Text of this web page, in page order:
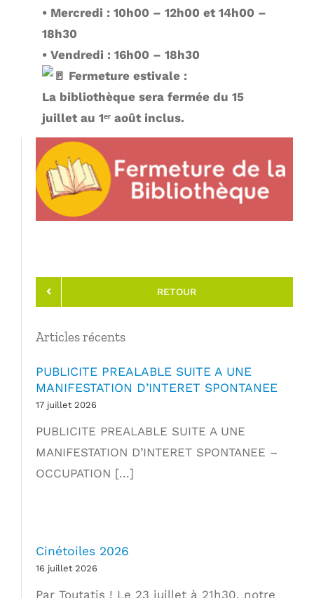
• Mercredi : 10h00 – 12h00 et 14h00 –
18h30
• Vendredi : 16h00 – 18h30
Fermeture estivale :
La bibliothèque sera fermée du 15
juillet au 1ᵉʳ août inclus.
RETOUR
Articles récents
PUBLICITE PREALABLE SUITE A UNE
MANIFESTATION D’INTERET SPONTANEE
17 juillet 2026
PUBLICITE PREALABLE SUITE A UNE
MANIFESTATION D’INTERET SPONTANEE –
OCCUPATION [...]
Cinétoiles 2026
16 juillet 2026
Par Toutatis ! Le 23 juillet à 21h30, notre